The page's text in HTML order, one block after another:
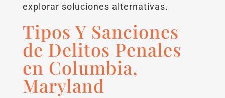
explorar soluciones alternativas.
Tipos Y Sanciones
de Delitos Penales
en Columbia,
Maryland